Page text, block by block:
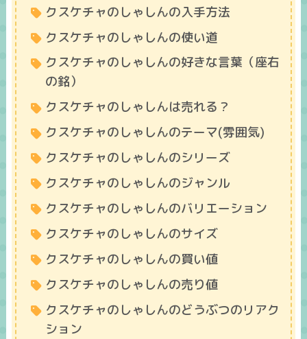
クスケチャのしゃしんの入手方法
クスケチャのしゃしんの使い道
クスケチャのしゃしんの好きな言葉（座右
の銘）
クスケチャのしゃしんは売れる？
クスケチャのしゃしんのテーマ(雰囲気)
クスケチャのしゃしんのシリーズ
クスケチャのしゃしんのジャンル
クスケチャのしゃしんのバリエーション
クスケチャのしゃしんのサイズ
クスケチャのしゃしんの買い値
クスケチャのしゃしんの売り値
クスケチャのしゃしんのどうぶつのリアク
ション